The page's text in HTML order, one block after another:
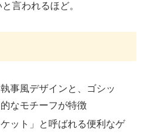
言われるほど。
事風デザインと、ゴシッ
なモチーフが特徴
ット」と呼ばれる便利なゲ